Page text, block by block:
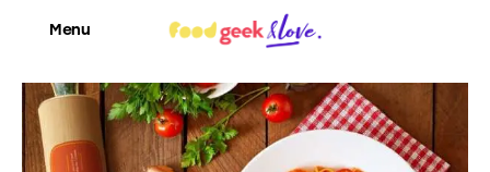
Menu
Food’News